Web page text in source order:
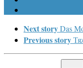
Next storyDas
Previous story